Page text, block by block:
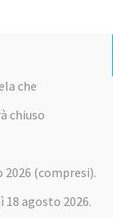
che
chiuso
2026 (compresi).
18 agosto 2026.